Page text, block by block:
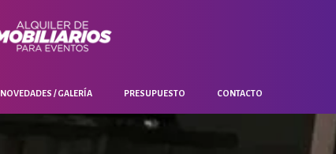
NOVEDADES / GALERÍA PRESUPUESTO CONTACTO